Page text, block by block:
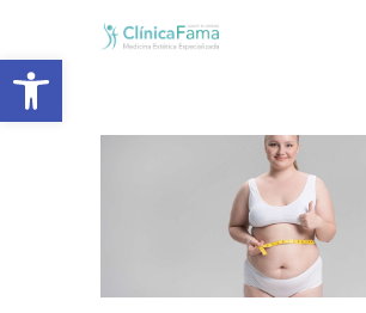
Abrir barra de herramientas
NUESTRA CLÍNICA
CIRUGÍA ESTÉTICA
MEDICINA ESTÉTICA
FACIAL